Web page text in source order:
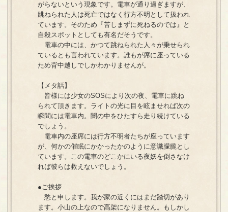
がらないという現象です。電車が通り過ぎますが、
跳ねられた人は死亡ではなく行方不明として扱われ
ています。そのため『苦しまずに死ねるのでは』と
自殺スポットとしても有名だそうです。
電車の中には、かつて跳ねられた人々が乗せられ
ているとも言われています。誰もが席に座っている
ため背中越しでしかわかりませんが。
【メタ話】
皆様には少女のSOSにより次の夜、電車に跳ね
られて頂きます。ライトの光に目を眩ませれば次の
瞬間には電車内。闇の中をひたすら走り続けている
でしょう。
電車内の座席には行方不明者たちが座っています
が、何かの催眠にかかったかのように意識朦朧とし
ています。この電車のどこかにいる夜妖を倒さなけ
れば彼らは救えないでしょう。
●ご挨拶
愁と申します。我が家の近くにはまだ踏切があり
ます。小山の上なので高架になりません。もしかし